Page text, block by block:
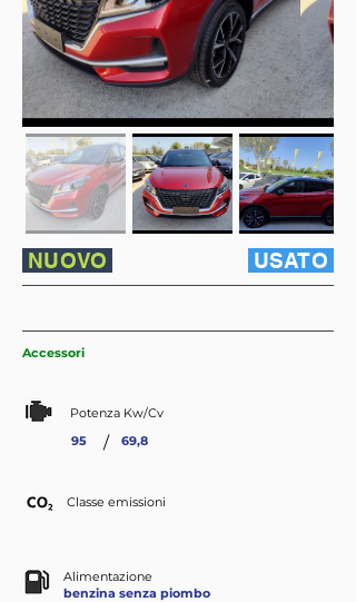
NUOVO USATO
Accessori
Potenza Kw/Cv
95
/ 69,8
Classe emissioni
Alimentazione
benzina senza piombo